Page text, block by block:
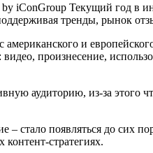
iConGroup Текущий год в
тренды, рынок
и
произнесение,
аудиторию, из-за этого
– стало появляться до сих
стратегиях.